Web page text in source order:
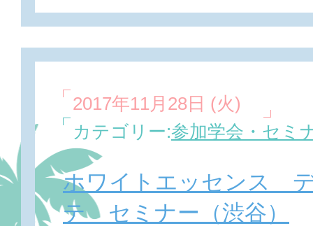
2017年11月28日 (火)
カテゴリー:参加学会・セミ
ホワイトエッセンス
テ セミナー（渋谷）